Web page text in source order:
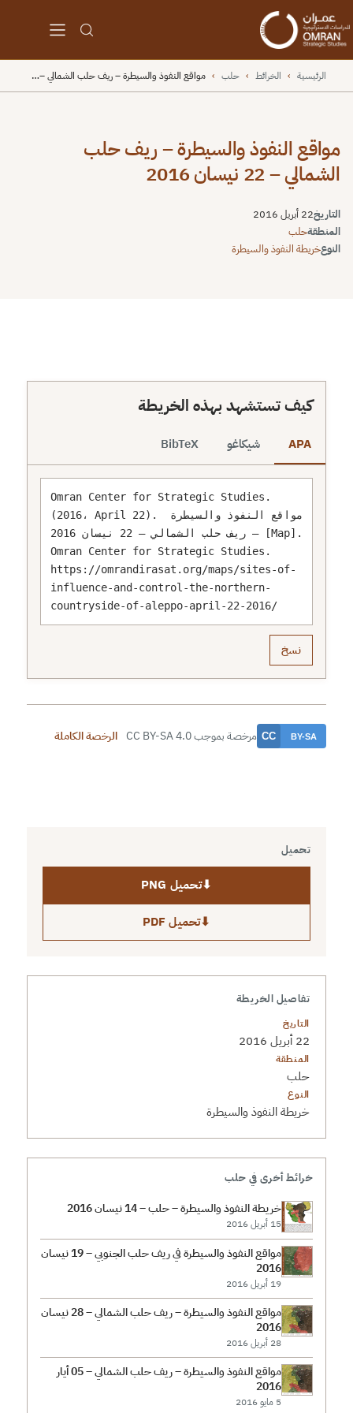
الرئيسية › الخرائط › حلب › مواقع النفوذ والسيطرة – ريف حلب الشمالي –…
مواقع النفوذ والسيطرة – ريف حلب
الشمالي – 22 نيسان 2016
التاريخ22 أبريل 2016
المنطقةحلب
النوعخريطة النفوذ والسيطرة
كيف تستشهد بهذه الخريطة
APA شيكاغو BibTeX
Omran Center for Strategic Studies.
(2016، April 22). مواقع النفوذ والسيطرة
– ريف حلب الشمالي – 22 نيسان 2016 [Map].
Omran Center for Strategic Studies.
https://omrandirasat.org/maps/sites-of-
influence-and-control-the-northern-
countryside-of-aleppo-april-22-2016/
نسخ
مرخصة بموجب CC BY-SA 4.0 الرخصة الكاملة
تحميل
⬇تحميل PNG
⬇تحميل PDF
تفاصيل الخريطة
التاريخ
22 أبريل 2016
المنطقة
حلب
النوع
خريطة النفوذ والسيطرة
خرائط أخرى في حلب
خريطة النفوذ والسيطرة – حلب – 14 نيسان 2016
15 أبريل 2016
مواقع النفوذ والسيطرة في ريف حلب الجنوبي – 19 نيسان
2016
19 أبريل 2016
مواقع النفوذ والسيطرة – ريف حلب الشمالي – 28 نيسان
2016
28 أبريل 2016
مواقع النفوذ والسيطرة – ريف حلب الشمالي – 05 أيار
2016
5 مايو 2016